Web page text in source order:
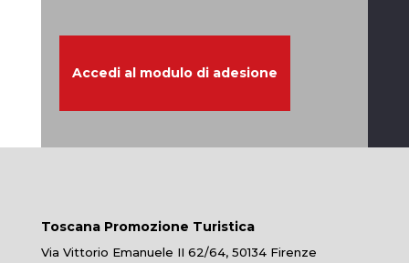
Accedi al modulo di adesione
Toscana Promozione Turistica
Via Vittorio Emanuele II 62/64, 50134 Firenze